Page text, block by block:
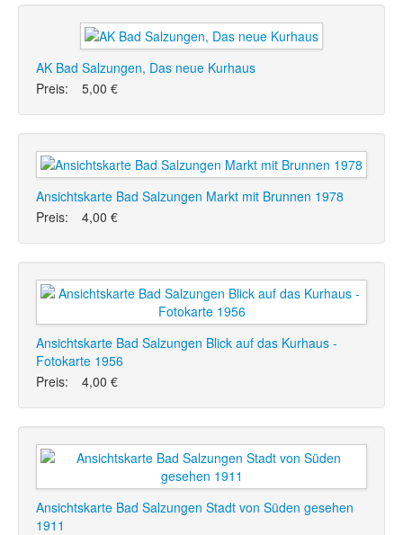
AK Bad Salzungen, Das neue Kurhaus
Preis:
5,00 €
Ansichtskarte Bad Salzungen Markt mit Brunnen 1978
Preis:
4,00 €
Ansichtskarte Bad Salzungen Blick auf das Kurhaus -
Fotokarte 1956
Preis:
4,00 €
Ansichtskarte Bad Salzungen Stadt von Süden gesehen
1911